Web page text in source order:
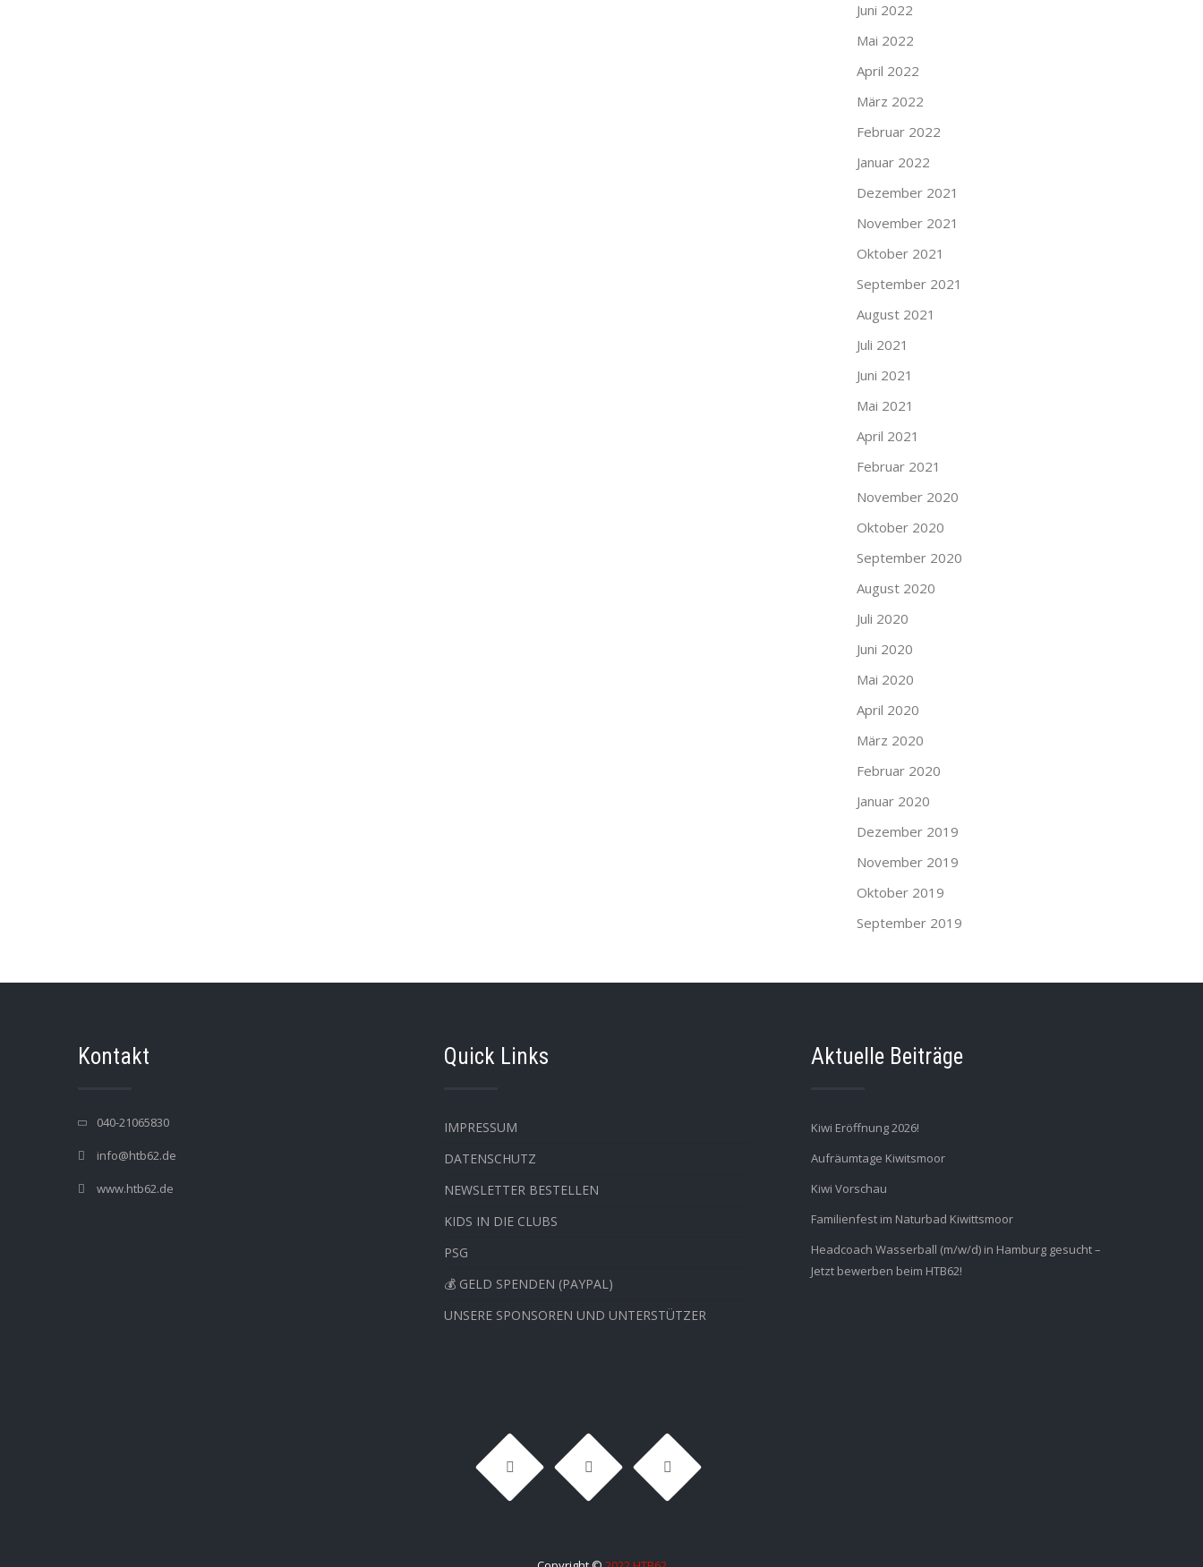
Juni 2022
Mai 2022
April 2022
März 2022
Februar 2022
Januar 2022
Dezember 2021
November 2021
Oktober 2021
September 2021
August 2021
Juli 2021
Juni 2021
Mai 2021
April 2021
Februar 2021
November 2020
Oktober 2020
September 2020
August 2020
Juli 2020
Juni 2020
Mai 2020
April 2020
März 2020
Februar 2020
Januar 2020
Dezember 2019
November 2019
Oktober 2019
September 2019
Kontakt
040-21065830
info@htb62.de
www.htb62.de
Quick Links
IMPRESSUM
DATENSCHUTZ
NEWSLETTER BESTELLEN
KIDS IN DIE CLUBS
PSG
💰 GELD SPENDEN (PAYPAL)
UNSERE SPONSOREN UND UNTERSTÜTZER
Aktuelle Beiträge
Kiwi Eröffnung 2026!
Aufräumtage Kiwitsmoor
Kiwi Vorschau
Familienfest im Naturbad Kiwittsmoor
Headcoach Wasserball (m/w/d) in Hamburg gesucht –
Jetzt bewerben beim HTB62!